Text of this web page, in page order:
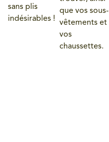
sans plis
indésirables !
que vos sous-
vêtements et
vos
chaussettes.